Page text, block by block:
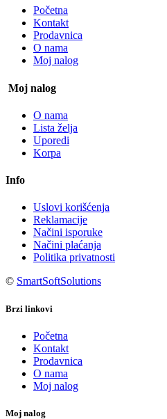
Početna
Kontakt
Prodavnica
O nama
Moj nalog
Moj nalog
O nama
Lista želja
Uporedi
Korpa
Info
Uslovi korišćenja
Reklamacije
Načini isporuke
Načini plaćanja
Politika privatnosti
© SmartSoftSolutions
Brzi linkovi
Početna
Kontakt
Prodavnica
O nama
Moj nalog
Moj nalog